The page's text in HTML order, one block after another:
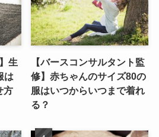
生
は
方
【バースコンサルタント監
修】赤ちゃんのサイズ80の
服はいつからいつまで着れ
る？